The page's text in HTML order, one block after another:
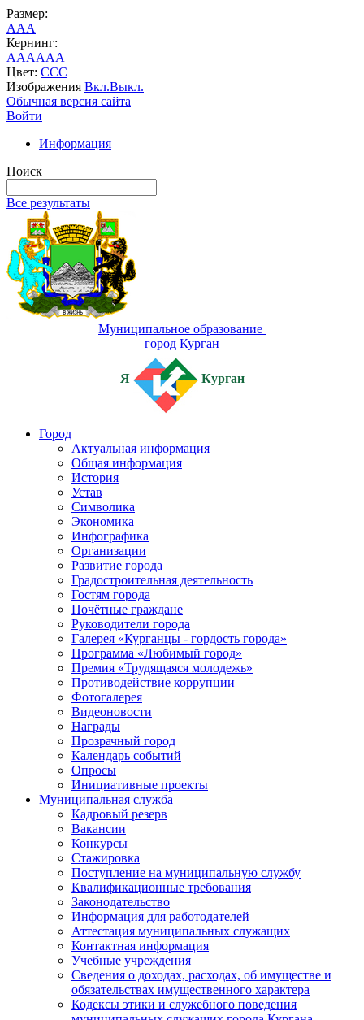
Размер:
AAA
Кернинг:
AAAAAA
Цвет: CCC
Изображения Вкл.Выкл.
Обычная версия сайта
Войти
Информация
Поиск
Все результаты
Муниципальное образование
город Курган
Я Курган
Город
Актуальная информация
Общая информация
История
Устав
Символика
Экономика
Инфографика
Организации
Развитие города
Градостроительная деятельность
Гостям города
Почётные граждане
Руководители города
Галерея «Курганцы - гордость города»
Программа «Любимый город»
Премия «Трудящаяся молодежь»
Противодействие коррупции
Фотогалерея
Видеоновости
Награды
Прозрачный город
Календарь событий
Опросы
Инициативные проекты
Муниципальная служба
Кадровый резерв
Вакансии
Конкурсы
Стажировка
Поступление на муниципальную службу
Квалификационные требования
Законодательство
Информация для работодателей
Аттестация муниципальных служащих
Контактная информация
Учебные учреждения
Сведения о доходах, расходах, об имуществе и
обязательствах имущественного характера
Кодексы этики и служебного поведения